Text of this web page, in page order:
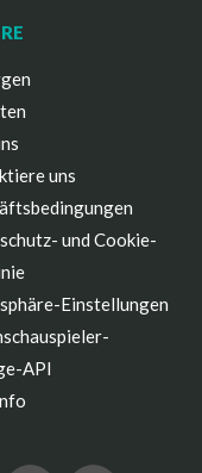
uns
und Cookie-
Einstellungen
API